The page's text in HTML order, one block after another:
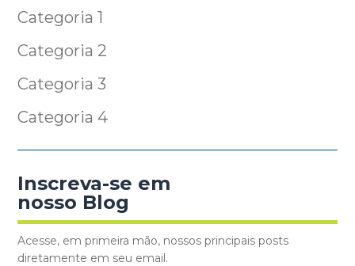
Categoria 1
Categoria 2
Categoria 3
Categoria 4
Inscreva-se em
nosso Blog
Acesse, em primeira mão, nossos principais posts
diretamente em seu email.